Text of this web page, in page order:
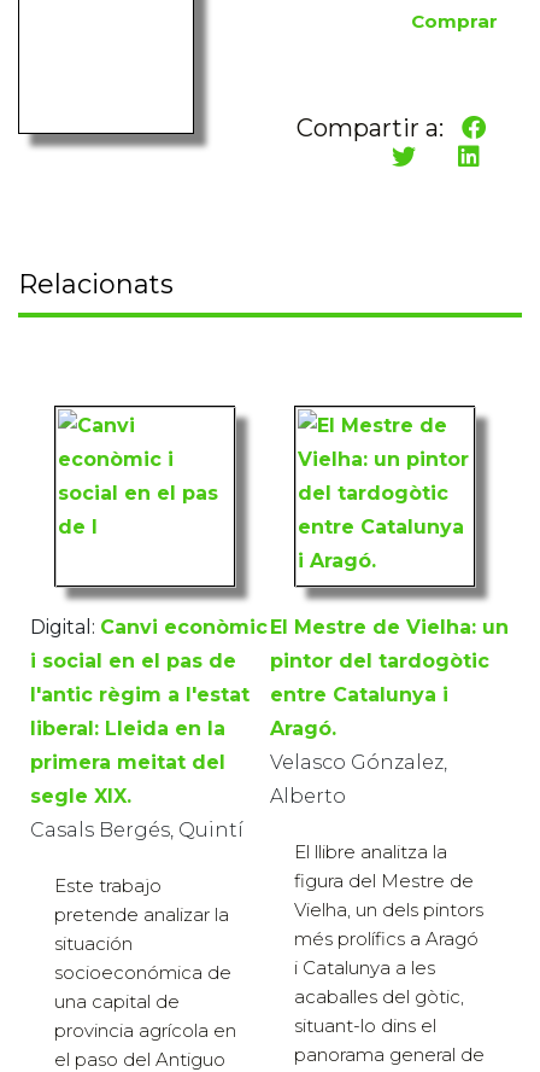
Comprar
Compartir a:
Relacionats
Digital: Canvi econòmic
i social en el pas de
l'antic règim a l'estat
liberal: Lleida en la
primera meitat del
segle XIX.
Casals Bergés, Quintí
Este trabajo
pretende analizar la
situación
socioeconómica de
una capital de
provincia agrícola en
el paso del Antiguo
El Mestre de Vielha: un
pintor del tardogòtic
entre Catalunya i
Aragó.
Velasco Gónzalez,
Alberto
El llibre analitza la
figura del Mestre de
Vielha, un dels pintors
més prolífics a Aragó
i Catalunya a les
acaballes del gòtic,
situant-lo dins el
panorama general de